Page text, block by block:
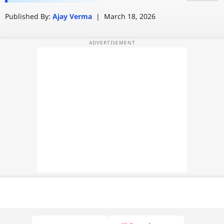
वेब स्टोरी
मुश्किल टास्क
Published By: Ajay Verma | March 18, 2026